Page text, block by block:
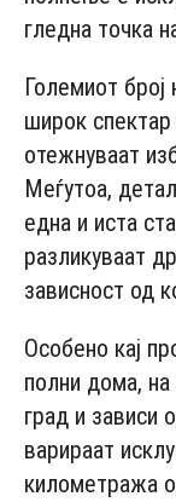
гледна точка
Големиот број
широк
отежнуваат
Меѓутоа,
една и иста
разликуваат
зависност од
Особено кај
полни дома,
град и зависи
варираат
километража